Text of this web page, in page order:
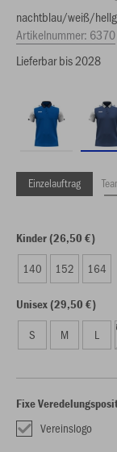
nachtblau/weiß/
Artikelnummer: 6370
Lieferbar bis 2028
Einzelauftrag
Kinder (26,50 €)
140 152 164
Unisex (29,50 €)
S M L
Fixe
Vereinslogo